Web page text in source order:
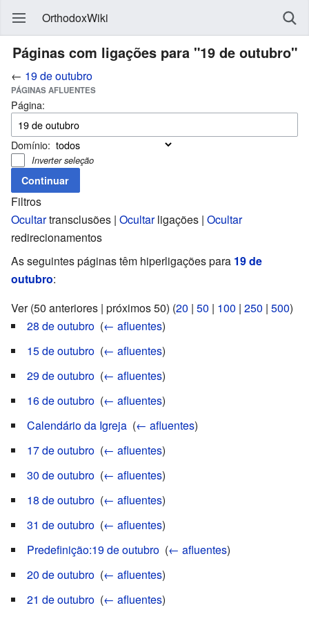
OrthodoxWiki
Páginas com ligações para "19 de outubro"
← 19 de outubro
PÁGINAS AFLUENTES
Página:
Domínio:
Inverter seleção
Filtros
Ocultartransclusões | Ocultarligações | Ocultar
redirecionamentos
As seguintes páginas têm hiperligações para 19 de
outubro:
Ver (50 anteriores | próximos 50) (20 | 50 | 100 | 250 | 500)
28 de outubro (← afluentes)
15 de outubro (← afluentes)
29 de outubro (← afluentes)
16 de outubro (← afluentes)
Calendário da Igreja (← afluentes)
17 de outubro (← afluentes)
30 de outubro (← afluentes)
18 de outubro (← afluentes)
31 de outubro (← afluentes)
Predefinição:19 de outubro (← afluentes)
20 de outubro (← afluentes)
21 de outubro (← afluentes)